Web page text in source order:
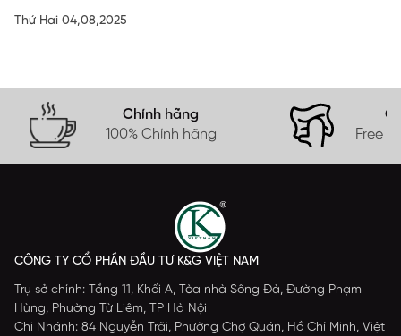
Thứ Hai 04,08,2025
Chính hãng
100% Chính hãng
Free
CÔNG TY CỔ PHẦN ĐẦU TƯ K&G VIỆT NAM
Trụ sở chính: Tầng 11, Khối A, Tòa nhà Sông Đà, Đường Phạm
Hùng, Phường Từ Liêm, TP Hà Nội
Chi Nhánh: 84 Nguyễn Trãi, Phường Chợ Quán, Hồ Chí Minh, Việt